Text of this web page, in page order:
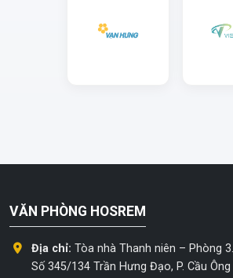
VĂN PHÒNG HOSREM
Địa chỉ: Tòa nhà Thanh niên – Phòng
Số 345/134 Trần Hưng Đạo, P. Cầu Ông